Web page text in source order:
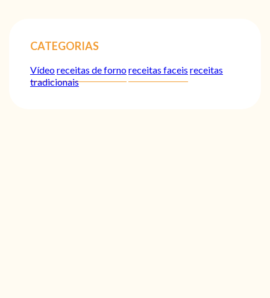
CATEGORIAS
Vídeoreceitas de fornoreceitas faceis receitas
tradicionais